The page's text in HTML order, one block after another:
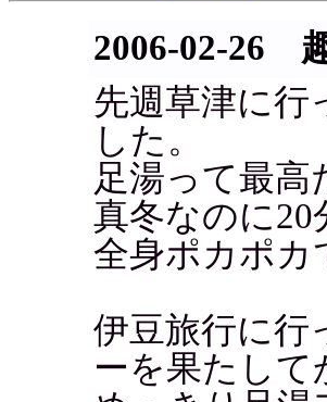
2006-02-26
先週草津に行
した。
足湯って最高
真冬なのに
全身ポカポカ
伊豆旅行に行
ーを果たして